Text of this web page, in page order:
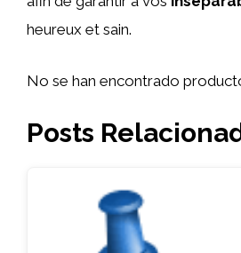
heureux et sain.
No se han encontrado
Posts